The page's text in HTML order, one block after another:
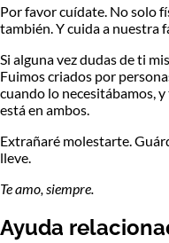
Por favor cuídate. No solo
también. Y cuida a nuestra
Si alguna vez dudas de ti
Fuimos criados por
cuando lo necesitábamos,
está en ambos.
Extrañaré molestarte.
lleve.
Te amo, siempre.
Ayuda